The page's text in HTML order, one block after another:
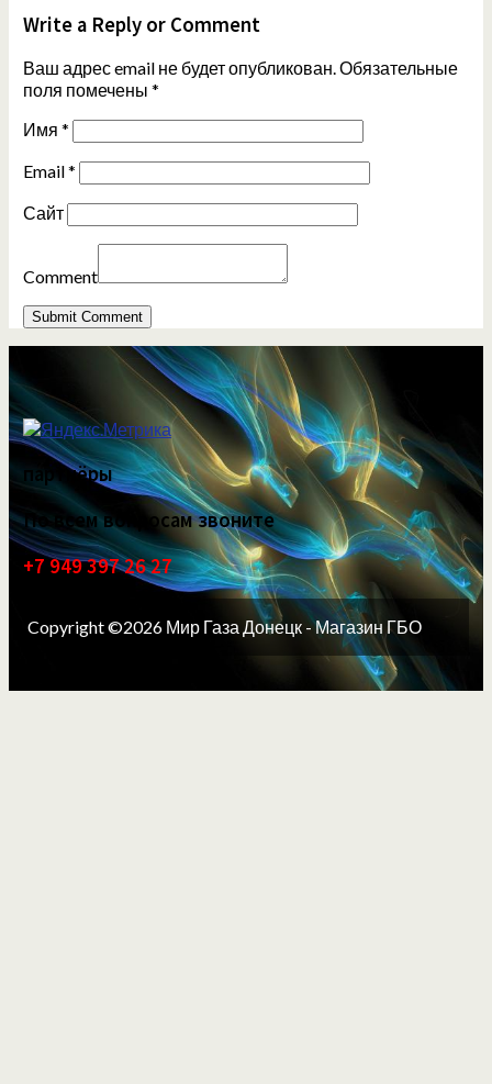
Write a Reply or Comment
Ваш адрес email не будет опубликован.Обязательные
поля помечены *
Имя *
Email*
Сайт
Comment
партнёры
По всем вопросам звоните
+7 949 397 26 27
Copyright ©2026 Мир Газа Донецк - Магазин ГБО